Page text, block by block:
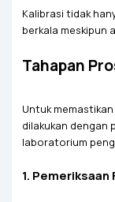
Kalibrasi tidak
berkala meskipun
Tahapan
Untuk
dilakukan dengan
laboratorium
1. Pemeriksaan